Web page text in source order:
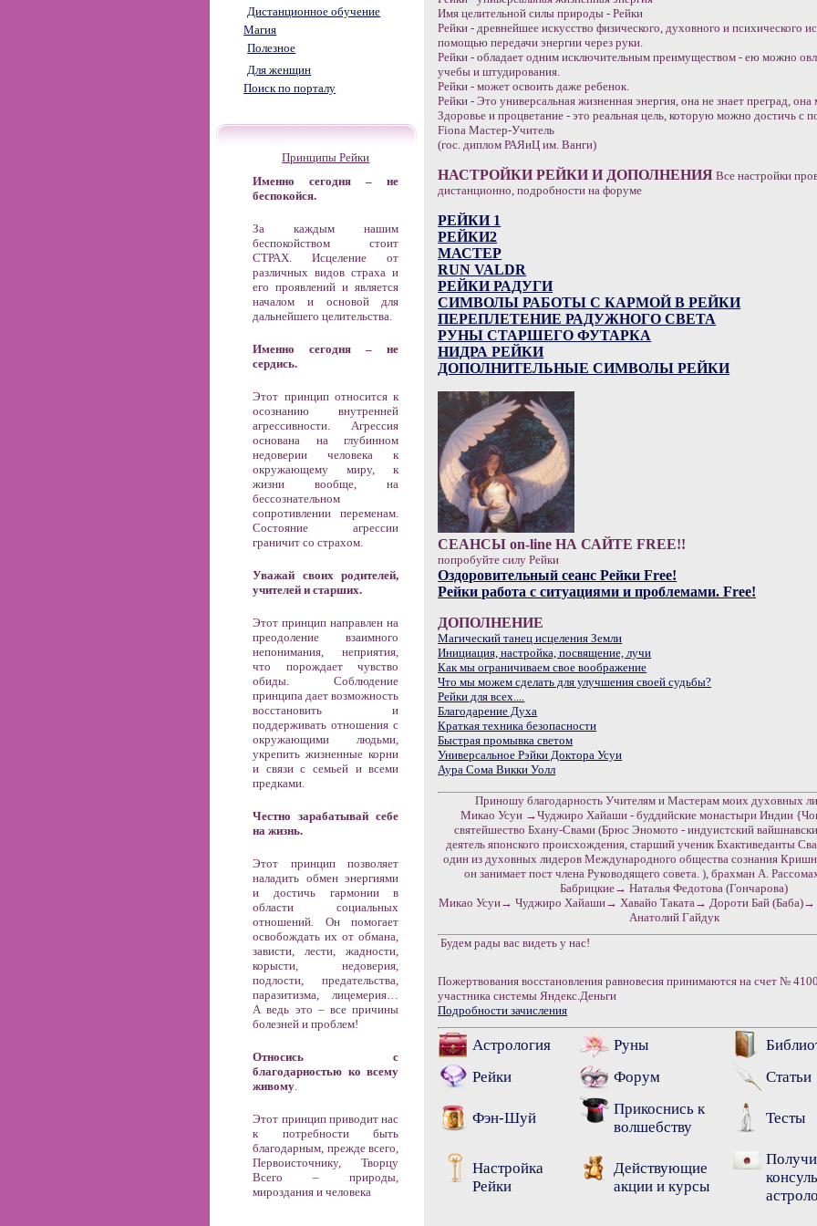
Имя целительной силы природы - Рейки
Рейки - древнейшее искусство физического, духовного и психического
помощью передачи энергии через руки.
Рейки - обладает одним исключительным преимуществом - ею можно
учебы и штудирования.
Рейки - может освоить даже ребенок.
Рейки - Это универсальная жизненная энергия, она не знает преград, она
Здоровье и процветание - это реальная цель, которую можно достичь с
Fiona Мастер-Учитель
(гос. диплом РАЯиЦ им. Ванги)
НАСТРОЙКИ РЕЙКИ И ДОПОЛНЕНИЯ Все настройки
дистанционно, подробности на форуме
РЕЙКИ 1
РЕЙКИ2
МАСТЕР
RUN VALDR
РЕЙКИ РАДУГИ
СИМВОЛЫ РАБОТЫ С КАРМОЙ В РЕЙКИ
ПЕРЕПЛЕТЕНИЕ РАДУЖНОГО СВЕТА
РУНЫ СТАРШЕГО ФУТАРКА
НИДРА РЕЙКИ
ДОПОЛНИТЕЛЬНЫЕ СИМВОЛЫ РЕЙКИ
СЕАНСЫ on-line НА САЙТЕ FREE!!
попробуйте силу Рейки
Оздоровительный сеанс Рейки Free!
Рейки работа с ситуациями и проблемами. Free!
ДОПОЛНЕНИЕ
Магический танец исцеления Земли
Инициация, настройка, посвящение, лучи
Как мы ограничиваем свое воображение
Что мы можем сделать для улучшения своей судьбы?
Рейки для всех....
Благодарение Духа
Краткая техника безопасности
Быстрая промывка светом
Универсальное Рэйки Доктора Усуи
Аура Сома Викки Уолл
Приношу благодарность Учителям и Мастерам моих духовных
Микао Усуи →Чуджиро Хайаши - буддийские монастыри Индии
святейшество Бхану-Свами (Брюс Эномото - индуистский
деятель японского происхождения, старший ученик Бхактиведанты
один из духовных лидеров Международного общества сознания
он занимает пост члена Руководящего совета. ), брахман А.
Бабрицкие→ Наталья Федотова (Гончарова)
Микао Усуи→ Чуджиро Хайаши→ Хавайо Таката→ Дороти Бай
Анатолий Гайдук
Будем рады вас видеть у нас!
Пожертвования восстановления равновесия принимаются на счет №
участника системы Яндекс.Деньги
Подробности зачисления
Астрология Руны
Рейки
Форум Статьи
Фэн-Шуй
Прикоснись к
волшебству
Тесты
Настройка
Рейки
Действующие
акции и курсы
Дистанционное обучение
Магия
Полезное
Для женщин
Поиск по порталу
Принципы Рейки
Именно сегодня – не
беспокойся.
За каждым нашим
беспокойством стоит
СТРАХ. Исцеление от
различных видов страха и
его проявлений и является
началом и основой для
дальнейшего целительства.
Именно сегодня – не
сердись.
Этот принцип относится к
осознанию внутренней
агрессивности. Агрессия
основана на глубинном
недоверии человека к
окружающему миру, к
жизни вообще, на
бессознательном
сопротивлении переменам.
Состояние агрессии
граничит со страхом.
Уважай своих родителей,
учителей и старших.
Этот принцип направлен на
преодоление взаимного
непонимания, неприятия,
что порождает чувство
обиды. Соблюдение
принципа дает возможность
восстановить и
поддерживать отношения с
окружающими людьми,
укрепить жизненные корни
и связи с семьей и всеми
предками.
Честно зарабатывай себе
на жизнь.
Этот принцип позволяет
наладить обмен энергиями
и достичь гармонии в
области социальных
отношений. Он помогает
освобождать их от обмана,
зависти, лести, жадности,
корысти, недоверия,
подлости, предательства,
паразитизма, лицемерия…
А ведь это – все причины
болезней и проблем!
Относись с
благодарностью ко всему
живому.
Этот принцип приводит нас
к потребности быть
благодарным, прежде всего,
Первоисточнику, Творцу
Всего – природы,
мироздания и человека